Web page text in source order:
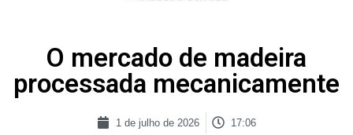
O mercado de madeira
processada mecanicamente
1 de julho de 2026 17:06